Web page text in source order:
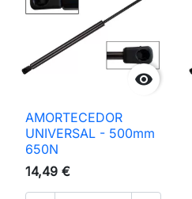

AMORTECEDOR
UNIVERSAL - 500mm
650N
14,49 €